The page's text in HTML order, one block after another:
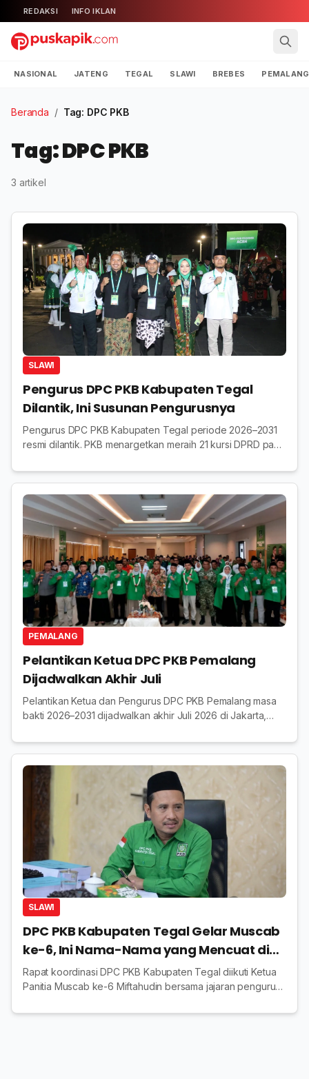
REDAKSI INFO IKLAN
NASIONAL JATENG TEGAL SLAWI BREBES PEMALANG
Beranda / Tag: DPC PKB
Tag: DPC PKB
3 artikel
SLAWI
Pengurus DPC PKB Kabupaten Tegal
Dilantik, Ini Susunan Pengurusnya
Pengurus DPC PKB Kabupaten Tegal periode 2026–2031
resmi dilantik. PKB menargetkan meraih 21 kursi DPRD pada
PEMALANG
Pelantikan Ketua DPC PKB Pemalang
Dijadwalkan Akhir Juli
Pelantikan Ketua dan Pengurus DPC PKB Pemalang masa
bakti 2026–2031 dijadwalkan akhir Juli 2026 di Jakarta,
SLAWI
DPC PKB Kabupaten Tegal Gelar Muscab
ke-6, Ini Nama-Nama yang Mencuat di
Masyarakat
Rapat koordinasi DPC PKB Kabupaten Tegal diikuti Ketua
Panitia Muscab ke-6 Miftahudin bersama jajaran pengurus,